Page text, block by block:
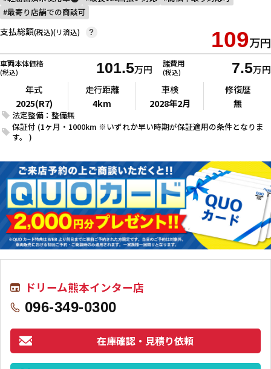
最寄り店舗での商談可
支払総額(税込)(リ済込) 109万円
?
車両本体価格
(税込) 101.5万円 諸費用
(税込) 7.5万円
法定整備：整備無
保証付 (1ヶ月・1000km ※いずれか早い時期が保証適用の条件となりま
す。 )
年式
2025(R7)
走行距離
4km
車検
2028年2月
修復歴
無
ドリーム熊本インター店
096-349-0300
在庫確認・見積り依頼